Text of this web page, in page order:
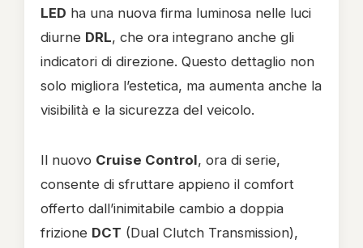
LED ha una nuova firma luminosa nelle luci
diurne DRL, che ora integrano anche gli
indicatori di direzione. Questo dettaglio non
solo migliora l’estetica, ma aumenta anche la
visibilità e la sicurezza del veicolo.
Il nuovo Cruise Control, ora di serie,
consente di sfruttare appieno il comfort
offerto dall’inimitabile cambio a doppia
frizione DCT (Dual Clutch Transmission),